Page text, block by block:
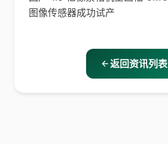
图像传感器成功试产
返回资讯列表